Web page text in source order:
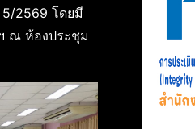
2569 โดยมี
ณ ห้องประชุม